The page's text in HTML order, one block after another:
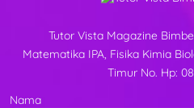
Tutor Vista Magazine
Matematika IPA, Fisika Kimia
Timur No. Hp:
Nama